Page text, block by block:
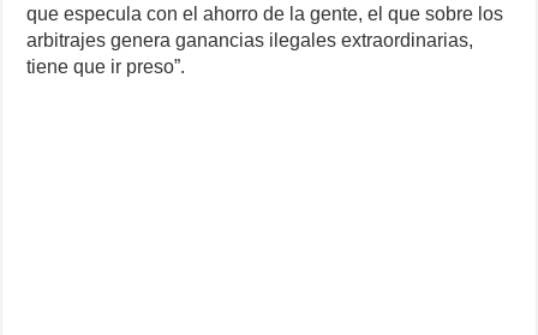
que especula con el ahorro de la gente, el que sobre los
arbitrajes genera ganancias ilegales extraordinarias,
tiene que ir preso”.